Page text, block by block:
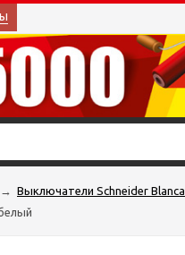
→ Выключатели Schneider Blanca